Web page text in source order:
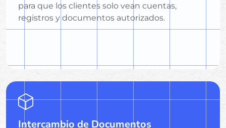
para que los clientes solo vean cuentas,
registros y documentos autorizados.
Intercambio de Documentos